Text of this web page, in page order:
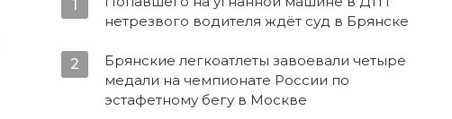
1
нетрезвого водителя ждёт суд в Брянске
2
Брянские легкоатлеты завоевали четыре
медали на чемпионате России по
эстафетному бегу в Москве